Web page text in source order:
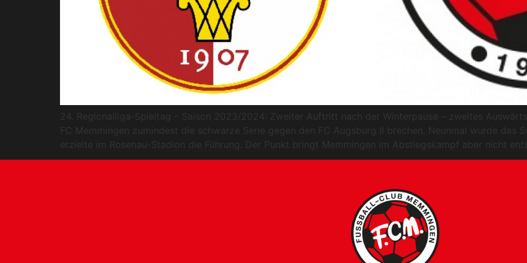
24. Regionalliga-Spieltag – Saison 2023/2024: Zweiter Auftritt nach der Winterpause – zweites
FC Memmingen zumindest die schwarze Serie gegen den FC Augsburg II brechen. Neunmal wurde das
erzielte im Rosenau-Stadion die Führung. Der Punkt bringt Memmingen im Abstiegskampf aber nicht